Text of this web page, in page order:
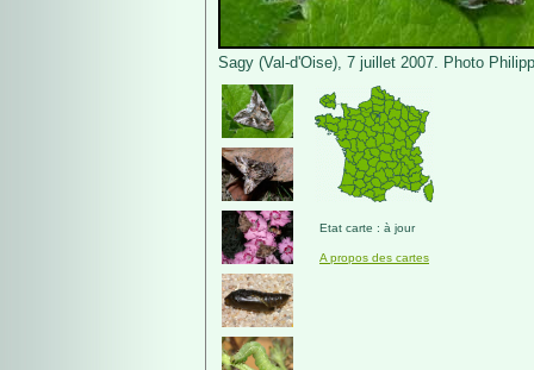
Sagy (Val-d'Oise), 7 juillet 2007. Photo
Etat carte : à jour
A propos des cartes